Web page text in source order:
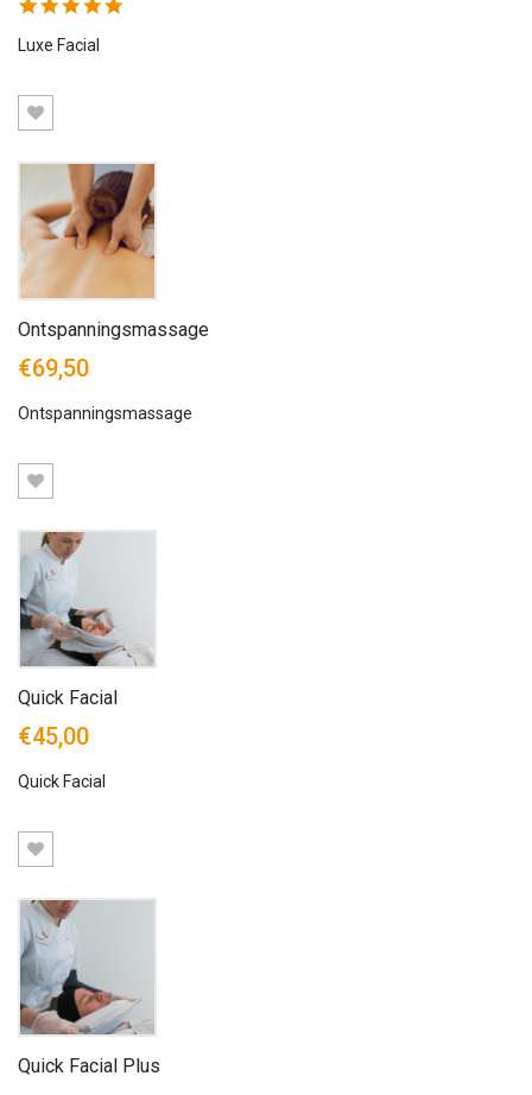
Luxe Facial
Ontspanningsmassage
€69,50
Ontspanningsmassage
Quick Facial
€45,00
Quick Facial
Quick Facial Plus